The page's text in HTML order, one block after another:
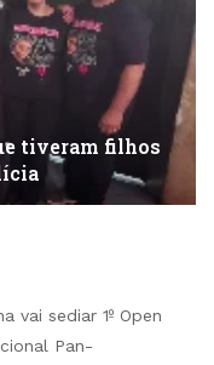
tiveram filhos
vai sediar 1º Open
Pan-